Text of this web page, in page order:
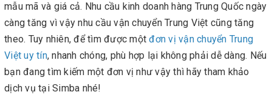
mẫu mã và giá cả. Nhu cầu kinh doanh hàng Trung Quốc ngày
càng tăng vì vậy nhu cầu vận chuyển Trung Việt cũng tăng
theo. Tuy nhiên, để tìm được mộtđơn vị vận chuyển Trung
Việt uy tín, nhanh chóng, phù hợp lại không phải dễ dàng. Nếu
bạn đang tìm kiếm một đơn vị như vậy thì hãy tham khảo
dịch vụ tại Simba nhé!